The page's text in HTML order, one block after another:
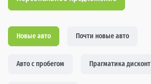
Новые авто Почти новые авто
Авто с пробегом Прагматика дисконт